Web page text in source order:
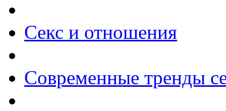
Секс и отношения
Современные тренды